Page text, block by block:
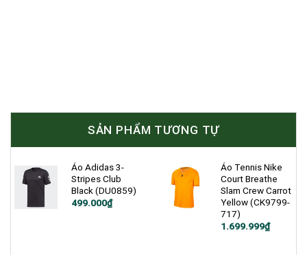
SẢN PHẨM TƯƠNG TỰ
Áo Adidas 3-
Stripes Club
Black (DU0859)
Giá
499.000₫
Giá
Áo Tennis Nike
Court Breathe
Slam Crew Carrot
Yellow (CK9799-
717)
Giá
1.699.999₫
Giá